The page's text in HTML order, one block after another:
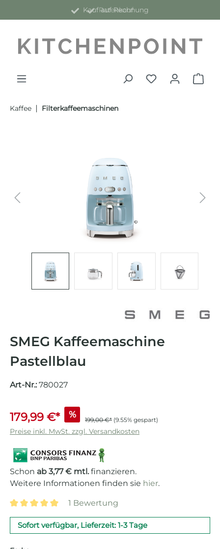
Ratenkauf
Kauf auf Rechnung
Kaffee | Filterkaffeemaschinen
SMEG Kaffeemaschine
Pastellblau
Art-Nr.: 780027
179,99 €* % 199,00 €* (9.55% gespart)
Preise inkl. MwSt. zzgl. Versandkosten
Schon ab 3,77 € mtl. finanzieren.
Weitere Informationen finden sie hier.
1 Bewertung
Sofort verfügbar, Lieferzeit: 1-3 Tage